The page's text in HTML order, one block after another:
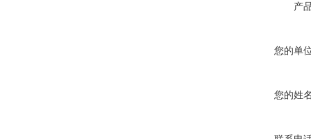
产
您的单
您的姓